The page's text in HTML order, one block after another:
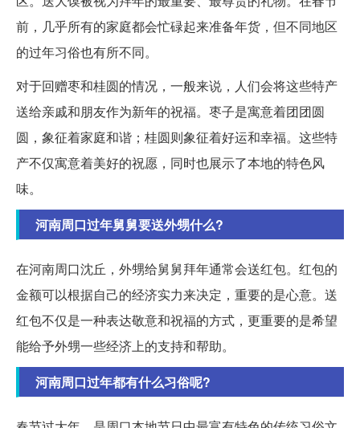
前，几乎所有的家庭都会忙碌起来准备年货，但不同地区
的过年习俗也有所不同。
对于回赠枣和桂圆的情况，一般来说，人们会将这些特产
送给亲戚和朋友作为新年的祝福。枣子是寓意着团团圆
圆，象征着家庭和谐；桂圆则象征着好运和幸福。这些特
产不仅寓意着美好的祝愿，同时也展示了本地的特色风
味。
河南周口过年舅舅要送外甥什么?
在河南周口沈丘，外甥给舅舅拜年通常会送红包。红包的
金额可以根据自己的经济实力来决定，重要的是心意。送
红包不仅是一种表达敬意和祝福的方式，更重要的是希望
能给予外甥一些经济上的支持和帮助。
河南周口过年都有什么习俗呢?